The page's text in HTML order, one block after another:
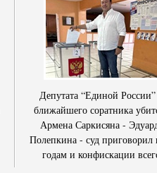
Депутата “Единой
ближайшего соратника
Армена Саркисяна -
Полепкина - суд приговорил
годам и конфискации